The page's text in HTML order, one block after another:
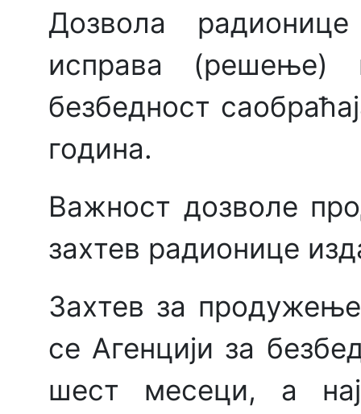
Дозвола
исправа (решење)
безбедност
година.
Важност дозволе
захтев радионице
Захтев за
се Агенцији за
шест месеци, а